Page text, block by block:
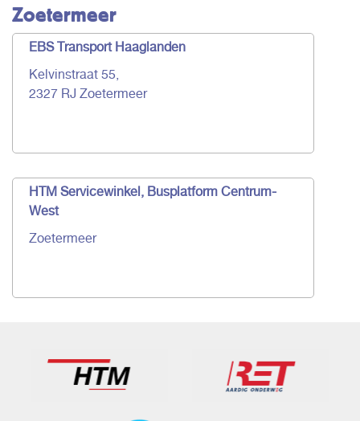
Zoetermeer
EBS Transport Haaglanden
Kelvinstraat 55,
2327 RJ Zoetermeer
HTM Servicewinkel, Busplatform Centrum-
West
Zoetermeer